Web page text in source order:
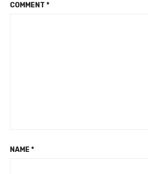
COMMENT *
NAME *